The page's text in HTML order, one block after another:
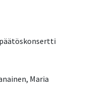
päätöskonsertti
Maria